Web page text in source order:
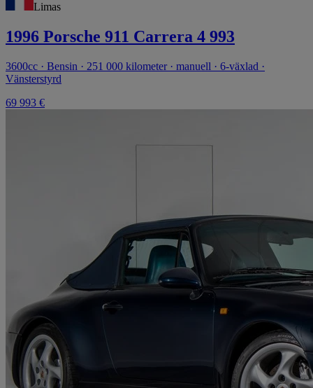
Limas
1996 Porsche 911 Carrera 4 993
3600cc · Bensin · 251 000 kilometer · manuell · 6-växlad ·
Vänsterstyrd
69 993 €